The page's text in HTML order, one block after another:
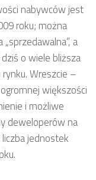
nabywców jest
roku; można
a
o wiele bliższa
Wreszcie –
większości
i możliwe
deweloperów na
jednostek